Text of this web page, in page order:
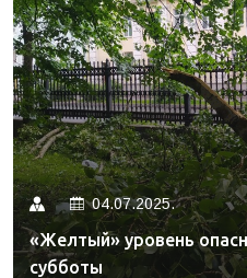
04.07.2025.
«Желтый» уровень
субботы